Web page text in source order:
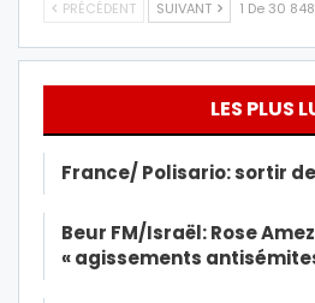
PRÉCÉDENT SUIVANT 1 De 30 848
LES PLUS
France/ Polisario: sortir
Beur FM/Israël: Rose
« agissements